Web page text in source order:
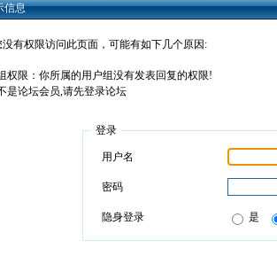
信息
有权限访问此页面，可能有如下几个原因:
权限：你所属的用户组没有发表回复的权限!
是论坛会员,请先登录论坛
登录
用户名
密码
隐身登录 是